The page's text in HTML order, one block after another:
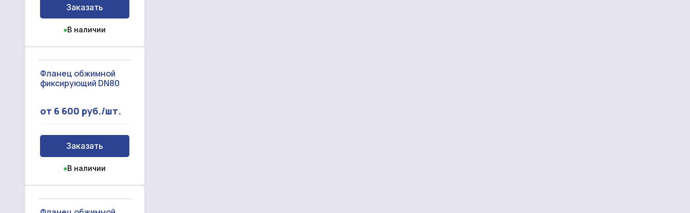
Заказать
●В наличии
Фланец обжимной
фиксирующий DN80
от 6 600 руб./шт.
Заказать
●В наличии